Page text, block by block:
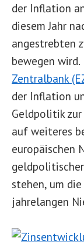
der Inflation
diesem Jahr
angestrebten
bewegen
Zentralbank
der Inflation
Geldpolitik
auf weiteres
europäischen
stehen, um
jahrelangen